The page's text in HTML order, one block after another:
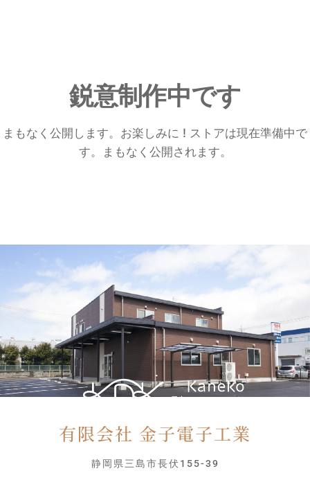
鋭意制作中です
まもなく公開します。お楽しみに ! ストアは現在準備中で
す。まもなく公開されます。
有限会社 金子電子工業
静岡県三島市長伏155-39